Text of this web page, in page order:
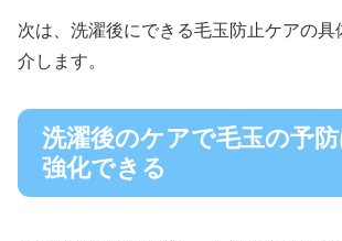
次は、洗濯後にできる毛玉防止ケアの具
介します。
洗濯後のケアで毛玉の予
強化できる